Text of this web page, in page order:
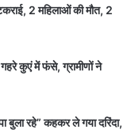
2 महिलाओं की मौत, 2
कुएं में फंसे, ग्रामीणों ने
बुला रहे” कहकर ले गया दरिंदा,